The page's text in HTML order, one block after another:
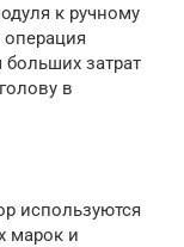
к ручному
больших затрат
в
используются
марок и